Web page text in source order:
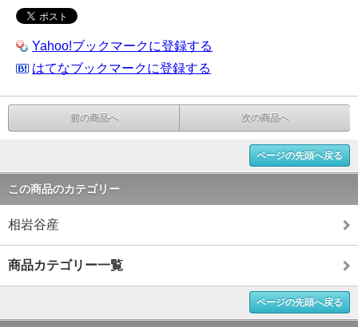
Yahoo!ブックマークに登録する
はてなブックマークに登録する
前の商品へ 次の商品へ
ページの先頭へ戻る
この商品のカテゴリー
相岩谷産
商品カテゴリー一覧
ページの先頭へ戻る